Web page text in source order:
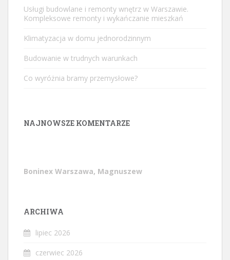
Usługi budowlane i remonty wnętrz w Warszawie.
Kompleksowe remonty i wykańczanie mieszkań
Klimatyzacja w domu jednorodzinnym
Budowanie w trudnych warunkach
Co wyróżnia bramy przemysłowe?
NAJNOWSZE KOMENTARZE
Boninex Warszawa, Magnuszew
ARCHIWA
lipiec 2026
czerwiec 2026